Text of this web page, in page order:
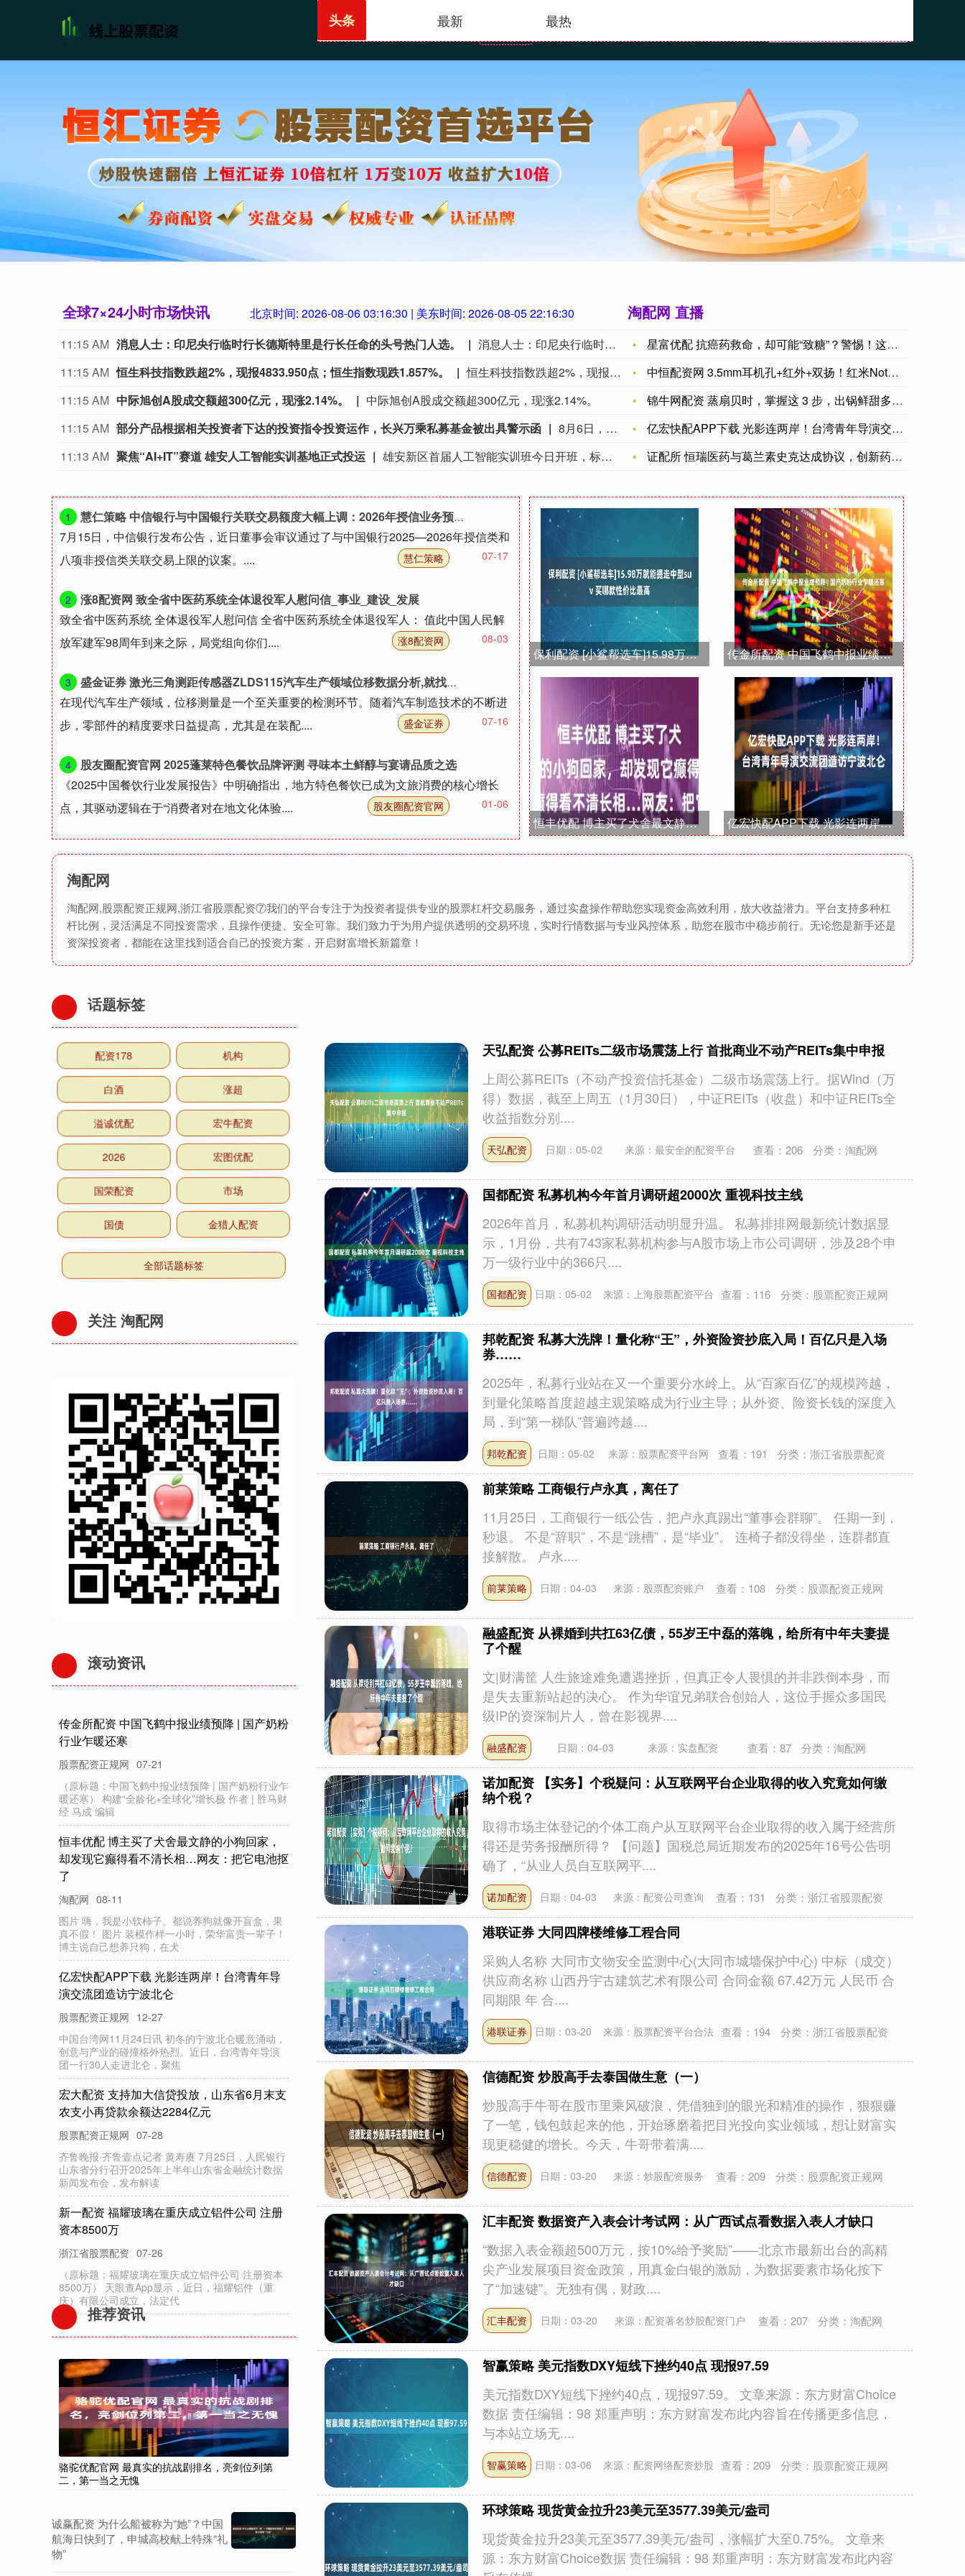
淘配网股票配资正规网
全球7×24小时市场快讯 北京时间: 2026-08-06 03:16:31 | 美东时间: 2026-08-05 22:16:31
11:15 AM 消息人士：印尼央行临时行长德斯特里是行长任命的头号热门人选。
消息人士：印尼央行临时行长德斯特里是行长任命的头号热门人选。
11:15 AM 恒生科技指数跌超2%，现报4833.950点；恒生指数现跌1.857%。
恒生科技指数跌超2%，现报4833.950点；恒生指数现跌1.857%。
11:15 AM 中际旭创A股成交额超300亿元，现涨2.14%。
中际旭创A股成交额超300亿元，现涨2.14%。
11:15 AM 部分产品根据相关投资者下达的投资指令投资运作，长兴万乘私募基金被出具警示函
8月6日，浙江证监局网站发布关于对长兴万乘私募基金管理有限公司采取出具警示函措施的决定。经查，该公司在开展私募基金业务中存在公司部分产品根据相关投资者下达的投资指令进行投资运作的问题。上述行为违反了《私募投资基金监督管理暂行办法》第四条第一款的规定。根据《私募投资基金监督管理暂行办法》第三十三条的规定，浙江证监局决定对该公司采取出具警示函的监督管理措施，并记入证券期货市场诚信档案。
11:13 AM 聚焦“AI+IT”赛道 雄安人工智能实训基地正式投运 雄安新区首届人工智能实训班今日开班，标志着雄安人工智能实训基地正式投运。该基地占地约53亩、建筑面积7万平方米，是服务北京非首都功能疏解、支撑雄安新区人工智能产业高质量发展的重点公共服务平台。基地采用“运营公司+实训基地+人才学院”三位一体模式，联动多家头部企业，打造全链条认证与赛训体系，覆盖从基础技能到高端研发的全层级人才培养。未来，雄安人工智能实训基地将致力于为智能经济时代培育更多AI实战型人才。（央视新闻）
淘配网 直播
星富优配 抗癌药救命，却可能“致糖”？警惕！这种颠覆性疗法背
中恒配资网 3.5mm耳机孔+红外+双扬！红米Note14初
锦牛网配资 蒸扇贝时，掌握这 3 步，出锅鲜甜多汁，无沙不腥
亿宏快配APP下载 光影连两岸！台湾青年导演交流团造访宁波北
证配所 恒瑞医药与葛兰素史克达成协议，创新药ETF国泰（51
1
慧仁策略 中信银行与中国银行关联交易额度大幅上调：2026年授信业务预达1500亿
7月15日，中信银行发布公告，近日董事会审议通过了与中国银行2025—2026年授信类和
八项非授信类关联交易上限的议案。....
07-17
慧仁策略
2
涨8配资网 致全省中医药系统全体退役军人慰问信_事业_建设_发展
致全省中医药系统 全体退役军人慰问信 全省中医药系统全体退役军人： 值此中国人民解
放军建军98周年到来之际，局党组向你们....
08-03
涨8配资网
3
盛金证券 激光三角测距传感器ZLDS115汽车生产领域位移数据分析,就找英国真尚有_测量_精度
在现代汽车生产领域，位移测量是一个至关重要的检测环节。随着汽车制造技术的不断进
步，零部件的精度要求日益提高，尤其是在装配....
07-16
盛金证券
4
股友圈配资官网 2025蓬莱特色餐饮品牌评测 寻味本土鲜醇与宴请品质之选
《2025中国餐饮行业发展报告》中明确指出，地方特色餐饮已成为文旅消费的核心增长
点，其驱动逻辑在于“消费者对在地文化体验....
01-06
股友圈配资官网
保利配资 [小鲨帮选车]15.98万就能提走中型suv 买哪款性价比最高 传金所配资 中国飞鹤中报业绩预降 | 国产奶粉行业乍暖还寒
恒丰优配 博主买了犬舍最文静的小狗回家，却发现它癫得看不清长相…网友：把它电池抠了 亿宏快配APP下载 光影连两岸！台湾青年导演交流团造访宁波北仑
淘配网
淘配网,股票配资正规网,浙江省股票配资⑦我们的平台专注于为投资者提供专业的股票杠杆交易服务，通过实盘操作帮助您实现资金高效利用，放大收益潜力。平台支持多种杠
杆比例，灵活满足不同投资需求，且操作便捷、安全可靠。我们致力于为用户提供透明的交易环境，实时行情数据与专业风控体系，助您在股市中稳步前行。无论您是新手还是
资深投资者，都能在这里找到适合自己的投资方案，开启财富增长新篇章！
头条 最新 最热
天弘配资 公募REITs二级市场震荡上行 首批商业不动产REITs集中申报
上周公募REITs（不动产投资信托基金）二级市场震荡上行。据Wind（万
得）数据，截至上周五（1月30日），中证REITs（收盘）和中证REITs全
收益指数分别....
天弘配资 日期：05-02 来源：最安全的配资平台 查看： 206 分类： 淘配网
国都配资 私募机构今年首月调研超2000次 重视科技主线
2026年首月，私募机构调研活动明显升温。 私募排排网最新统计数据显
示，1月份，共有743家私募机构参与A股市场上市公司调研，涉及28个申
万一级行业中的366只....
国都配资 日期：05-02 来源：上海股票配资平台 查看： 116 分类： 股票配资正规网
邦乾配资 私募大洗牌！量化称“王”，外资险资抄底入局！百亿只是入场
券……
2025年，私募行业站在又一个重要分水岭上。从“百家百亿”的规模跨越，
到量化策略首度超越主观策略成为行业主导；从外资、险资长钱的深度入
局，到“第一梯队”普遍跨越....
邦乾配资 日期：05-02 来源：股票配资平台网 查看： 191 分类：浙江省股票配资
前莱策略 工商银行卢永真，离任了
11月25日，工商银行一纸公告，把卢永真踢出“董事会群聊”。 任期一到，
秒退。 不是“辞职”，不是“跳槽”，是“毕业”。 连椅子都没得坐，连群都直
接解散。 卢永....
前莱策略 日期：04-03 来源：股票配资账户 查看： 108 分类： 股票配资正规网
融盛配资 从裸婚到共扛63亿债，55岁王中磊的落魄，给所有中年夫妻提
了个醒
文|财满筐 人生旅途难免遭遇挫折，但真正令人畏惧的并非跌倒本身，而
是失去重新站起的决心。 作为华谊兄弟联合创始人，这位手握众多国民
级IP的资深制片人，曾在影视界....
融盛配资 日期：04-03 来源：实盘配资 查看： 87 分类： 淘配网
诺加配资 【实务】个税疑问：从互联网平台企业取得的收入究竟如何缴
纳个税？
取得市场主体登记的个体工商户从互联网平台企业取得的收入属于经营所
得还是劳务报酬所得？ 【问题】国税总局近期发布的2025年16号公告明
确了，“从业人员自互联网平....
诺加配资 日期：04-03 来源：配资公司查询 查看： 131 分类： 浙江省股票配资
港联证券 大同四牌楼维修工程合同
采购人名称 大同市文物安全监测中心(大同市城墙保护中心) 中标（成交）
供应商名称 山西丹宇古建筑艺术有限公司 合同金额 67.42万元 人民币 合
同期限 年 合....
港联证券 日期：03-20 来源：股票配资平台合法 查看： 194 分类： 浙江省股票配资
信德配资 炒股高手去泰国做生意（一）
炒股高手牛哥在股市里乘风破浪，凭借独到的眼光和精准的操作，狠狠赚
了一笔，钱包鼓起来的他，开始琢磨着把目光投向实业领域，想让财富实
现更稳健的增长。今天，牛哥带着满....
信德配资 日期：03-20 来源：炒股配资服务 查看： 209 分类： 股票配资正规网
汇丰配资 数据资产入表会计考试网：从广西试点看数据入表人才缺口
“数据入表金额超500万元，按10%给予奖励”——北京市最新出台的高精
尖产业发展项目资金政策，用真金白银的激励，为数据要素市场化按下
了“加速键”。无独有偶，财政....
汇丰配资 日期：03-20 来源：配资著名炒股配资门户 查看： 207 分类： 淘配网
智赢策略 美元指数DXY短线下挫约40点 现报97.59
美元指数DXY短线下挫约40点，现报97.59。 文章来源：东方财富Choice
数据 责任编辑：98 郑重声明：东方财富发布此内容旨在传播更多信息，
与本站立场无....
智赢策略 日期：03-06 来源：配资网络配资炒股 查看： 209 分类： 股票配资正规网
环球策略 现货黄金拉升23美元至3577.39美元/盎司
现货黄金拉升23美元至3577.39美元/盎司，涨幅扩大至0.75%。 文章来
源：东方财富Choice数据 责任编辑：98 郑重声明：东方财富发布此内容
话题标签
配资178 机构
白酒 涨超
溢诚优配 宏牛配资
2026 宏图优配
国荣配资 市场
国债 金猎人配资
全部话题标签
关注 淘配网
滚动资讯
传金所配资 中国飞鹤中报业绩预降 | 国产奶粉
行业乍暖还寒
股票配资正规网 07-21
（原标题：中国飞鹤中报业绩预降 | 国产奶粉行业乍
暖还寒） 构建“全龄化+全球化”增长极 作者 | 胜马财
经 马成 编辑
恒丰优配 博主买了犬舍最文静的小狗回家，
却发现它癫得看不清长相…网友：把它电池抠
了
淘配网 08-11
图片 嗨，我是小软柿子。都说养狗就像开盲盒，果
真不假！ 图片 装模作样一小时，荣华富贵一辈子！
博主说自己想养只狗，在犬
亿宏快配APP下载 光影连两岸！台湾青年导
演交流团造访宁波北仑
股票配资正规网 12-27
中国台湾网11月24日讯 初冬的宁波北仑暖意涌动，
创意与产业的碰撞格外热烈。近日，台湾青年导演
团一行30人走进北仑，聚焦
宏大配资 支持加大信贷投放，山东省6月末支
农支小再贷款余额达2284亿元
股票配资正规网 07-28
齐鲁晚报·齐鲁壹点记者 黄寿赓 7月25日，人民银行
山东省分行召开2025年上半年山东省金融统计数据
新闻发布会，发布解读
新一配资 福耀玻璃在重庆成立铝件公司 注册
资本8500万
浙江省股票配资 07-26
（原标题：福耀玻璃在重庆成立铝件公司 注册资本
8500万） 天眼查App显示，近日，福耀铝件（重
庆）有限公司成立，法定代
推荐资讯
骆驼优配官网 最真实的抗战剧排名，亮剑位列第
二，第一当之无愧
诚赢配资 为什么船被称为“她”？中国
航海日快到了，申城高校献上特殊“礼
物”